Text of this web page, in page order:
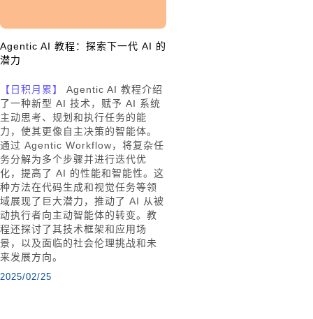
Agentic AI 教程：探索下一代 AI 的
潜力
【日积月累】
Agentic AI 教程介绍
了一种新型 AI 技术，赋予 AI 系统
主动思考、规划和执行任务的能
力，使其更像自主决策的智能体。
通过 Agentic Workflow，将复杂任
务分解为多个步骤并进行迭代优
化，提高了 AI 的性能和智能性。这
种方法在代码生成和视觉任务等领
域展现了巨大潜力，推动了 AI 从被
动执行者向主动智能体的转变。教
程还探讨了其技术框架和应用场
景，以及面临的社会伦理挑战和未
来发展方向。
2025/02/25